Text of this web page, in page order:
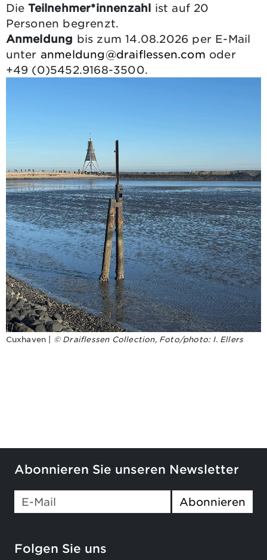
DieTeilnehmer*innenzahl ist auf 20
Personen begrenzt.
Anmeldung bis zum 14.08.2026 per E-Mail
unter anmeldung@draiflessen.com oder
+49 (0)5452.9168-3500.
Cuxhaven | © Draiflessen Collection, Foto/photo: I. Ellers
Abonnieren Sie unseren Newsletter
If you
this
Abonnieren
Folgen Sie uns